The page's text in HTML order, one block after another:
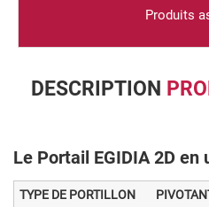
Produits
DESCRIPTION
Le Portail EGIDIA 2D
TYPE DE PORTILLON